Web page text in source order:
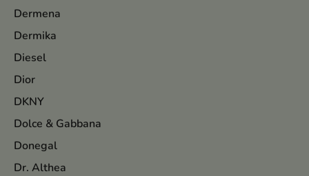
Dermena
Dermika
Diesel
Dior
DKNY
Dolce & Gabbana
Donegal
Dr. Althea